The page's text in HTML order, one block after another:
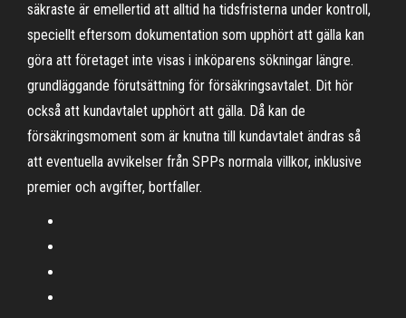
säkraste är emellertid att alltid ha tidsfristerna under kontroll,
speciellt eftersom dokumentation som upphört att gälla kan
göra att företaget inte visas i inköparens sökningar längre.
grundläggande förutsättning för försäkringsavtalet. Dit hör
också att kundavtalet upphört att gälla. Då kan de
försäkringsmoment som är knutna till kundavtalet ändras så
att eventuella avvikelser från SPPs normala villkor, inklusive
premier och avgifter, bortfaller.